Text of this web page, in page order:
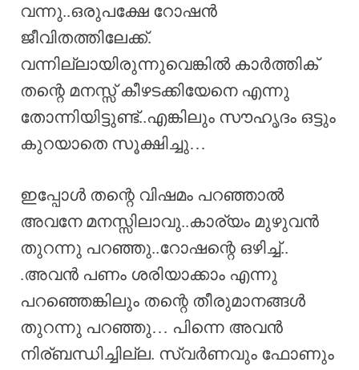
വന്നു..ഒരുപക്ഷേ റോഷൻ
ജീവിതത്തിലേക്ക്.
വന്നില്ലായിരുന്നുവെങ്കിൽ കാർത്തിക്
തന്റെ മനസ്സ് കീഴടക്കിയേനെ എന്നു
തോന്നിയിട്ടുണ്ട്..എങ്കിലും സൗഹൃദം ഒട്ടും
കുറയാതെ സൂക്ഷിച്ചു…
ഇപ്പോൾ തന്റെ വിഷമം പറഞ്ഞാൽ
അവനേ മനസ്സിലാവു..കാര്യം മുഴുവൻ
തുറന്നു പറഞ്ഞു..റോഷന്റെ ഒഴിച്ച്..
.അവൻ പണം ശരിയാക്കാം എന്നു
പറഞ്ഞെങ്കിലും തന്റെ തീരുമാനങ്ങൾ
തുറന്നു പറഞ്ഞു… പിന്നെ അവൻ
നിര്ബന്ധിച്ചില്ല. സ്വർണവും ഫോണും